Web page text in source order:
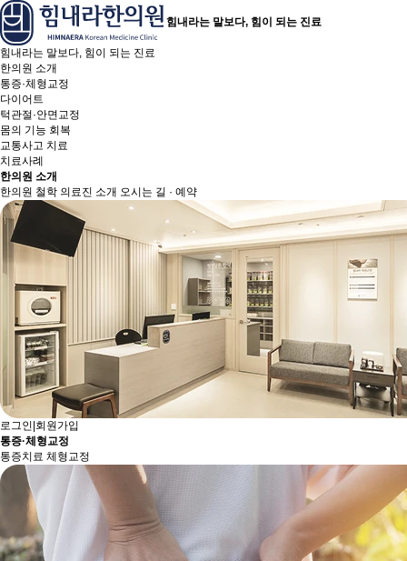
힘내라는 말보다, 힘이 되는 진료
힘내라는 말보다, 힘이 되는 진료
한의원 소개
통증·체형교정
다이어트
턱관절·안면교정
몸의 기능 회복
교통사고 치료
치료사례
한의원 소개
한의원 철학 의료진 소개 오시는 길 · 예약
로그인 회원가입
통증·체형교정
통증치료 체형교정